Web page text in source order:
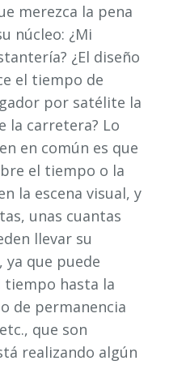
merezca la pena
núcleo: ¿Mi
¿El diseño
el tiempo de
por satélite la
la carretera? Lo
en común es que
el tiempo o la
la escena visual, y
unas cuantas
llevar su
que puede
tiempo hasta la
de permanencia
que son
realizando algún